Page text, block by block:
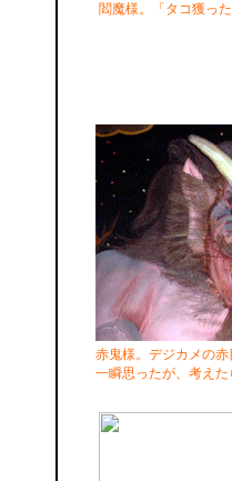
閻魔様。「タコ獲った
赤鬼様。デジカメの
一瞬思ったが、考えた